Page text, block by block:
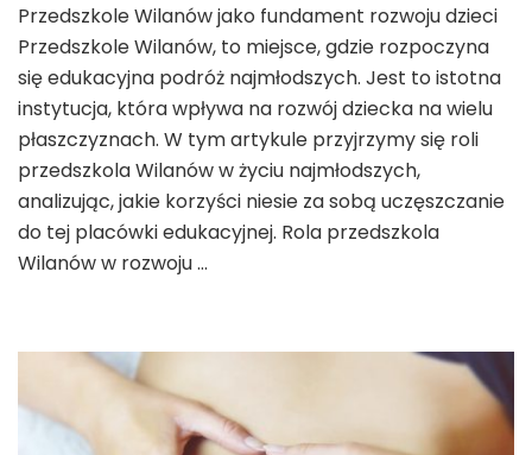
Przedszkole
Wilanów
–
wartość
edukacji
na
najwyższym
poziomie
Przedszkole Wilanów jako fundament rozwoju dzieci
Przedszkole Wilanów, to miejsce, gdzie rozpoczyna
się edukacyjna podróż najmłodszych. Jest to istotna
instytucja, która wpływa na rozwój dziecka na wielu
płaszczyznach. W tym artykule przyjrzymy się roli
przedszkola Wilanów w życiu najmłodszych,
analizując, jakie korzyści niesie za sobą uczęszczanie
do tej placówki edukacyjnej. Rola przedszkola
Wilanów w rozwoju …